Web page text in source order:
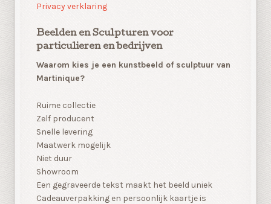
Privacy verklaring
Beelden en Sculpturen voor
particulieren en bedrijven
Waarom kies je een kunstbeeld of sculptuur van
Martinique?
Ruime collectie
Zelf producent
Snelle levering
Maatwerk mogelijk
Niet duur
Showroom
Een gegraveerde tekst maakt het beeld uniek
Cadeauverpakking en persoonlijk kaartje is